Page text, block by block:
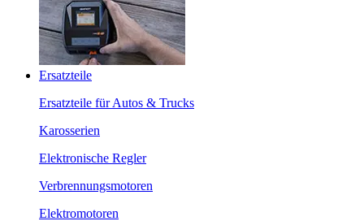
Ersatzteile
Ersatzteile für Autos & Trucks
Karosserien
Elektronische Regler
Verbrennungsmotoren
Elektromotoren